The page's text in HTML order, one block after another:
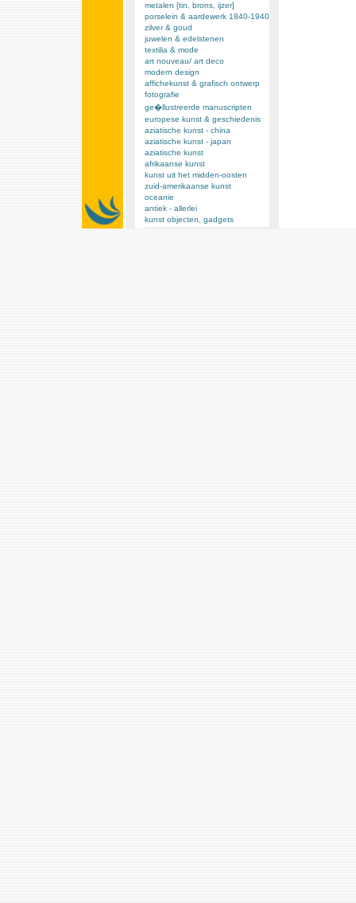
metalen [tin, brons, ijzer]
porselein & aardewerk 1840-1940
zilver & goud
juwelen & edelstenen
textilia & mode
art nouveau/ art deco
modern design
affichekunst & grafisch ontwerp
fotografie
ge�llustreerde manuscripten
europese kunst & geschiedenis
aziatische kunst - china
aziatische kunst - japan
aziatische kunst
afrikaanse kunst
kunst uit het midden-oosten
zuid-amerikaanse kunst
oceanie
antiek - allerlei
kunst objecten, gadgets